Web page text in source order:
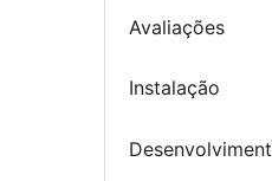
Avaliações
Instalação